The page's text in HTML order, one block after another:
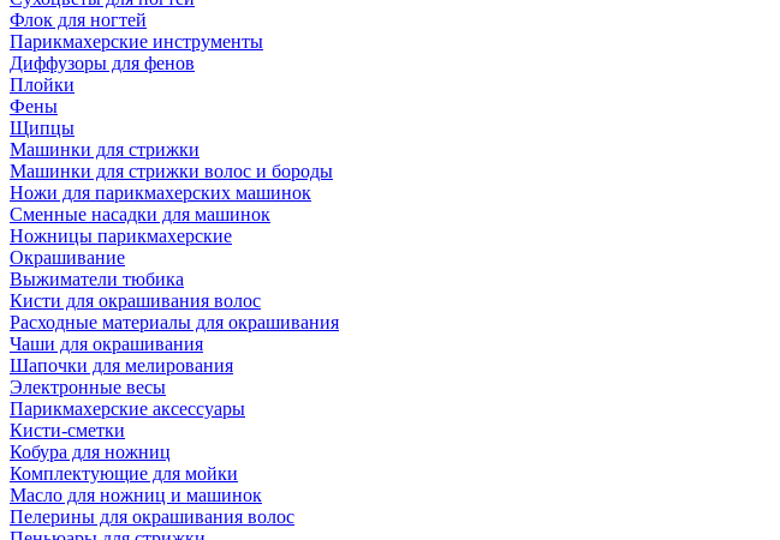
Флок для ногтей
Парикмахерские инструменты
Диффузоры для фенов
Плойки
Фены
Щипцы
Машинки для стрижки
Машинки для стрижки волос и бороды
Ножи для парикмахерских машинок
Сменные насадки для машинок
Ножницы парикмахерские
Окрашивание
Выжиматели тюбика
Кисти для окрашивания волос
Расходные материалы для окрашивания
Чаши для окрашивания
Шапочки для мелирования
Электронные весы
Парикмахерские аксессуары
Кисти-сметки
Кобура для ножниц
Комплектующие для мойки
Масло для ножниц и машинок
Пелерины для окрашивания волос